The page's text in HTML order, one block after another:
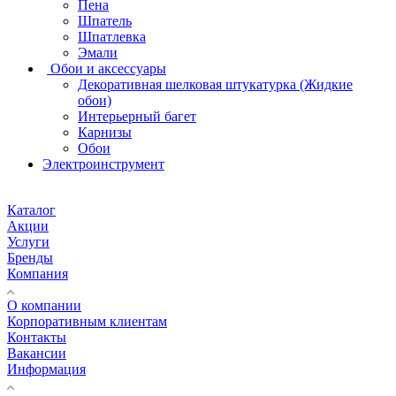
Пена
Шпатель
Шпатлевка
Эмали
Обои и аксессуары
Декоративная шелковая штукатурка (Жидкие
обои)
Интерьерный багет
Карнизы
Обои
Электроинструмент
Каталог
Акции
Услуги
Бренды
Компания
О компании
Корпоративным клиентам
Контакты
Вакансии
Информация